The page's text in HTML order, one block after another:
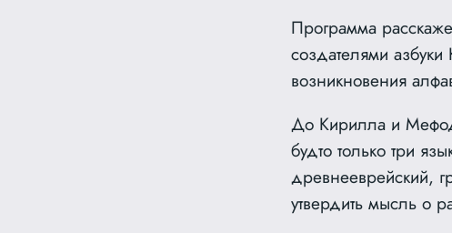
Программа
создателями
возникновения
До Кирилла и
будто только три
древнееврейский,
утвердить мысль о